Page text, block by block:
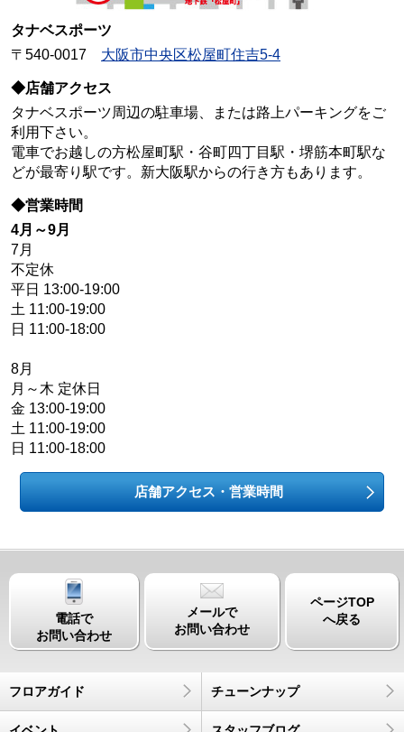
タナベスポーツ
〒540-0017 大阪市中央区松屋町住吉5-4
◆店舗アクセス
タナベスポーツ周辺の駐車場、または路上パーキングをご
利用下さい。
電車でお越しの方松屋町駅・谷町四丁目駅・堺筋本町駅な
どが最寄り駅です。新大阪駅からの行き方もあります。
◆営業時間
4月～9月
7月
不定休
平日 13:00-19:00
土 11:00-19:00
日 11:00-18:00
8月
月～木 定休日
金 13:00-19:00
土 11:00-19:00
日 11:00-18:00
店舗アクセス・営業時間
電話で
お問い合わせ
メールで
お問い合わせ
ページTOP
へ戻る
フロアガイド チューンナップ